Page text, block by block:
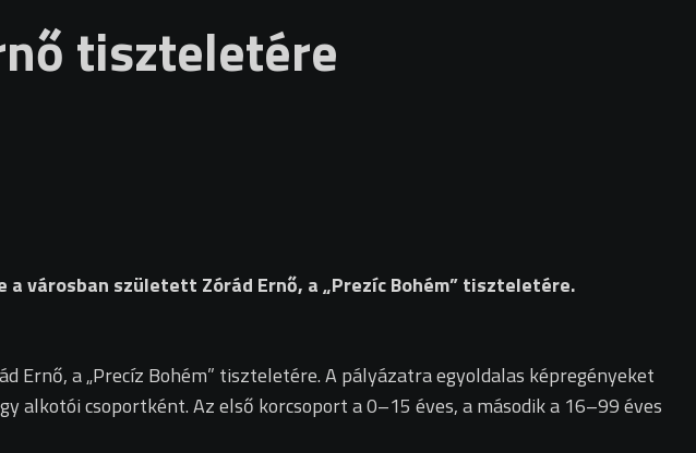
tiszteletére
városban született Zórád Ernő, a „Prezíc Bohém” tiszteletére.
a „Precíz Bohém” tiszteletére. A pályázatra egyoldalas képregényeket
alkotói csoportként. Az első korcsoport a 0–15 éves, a második a 16–99 éves